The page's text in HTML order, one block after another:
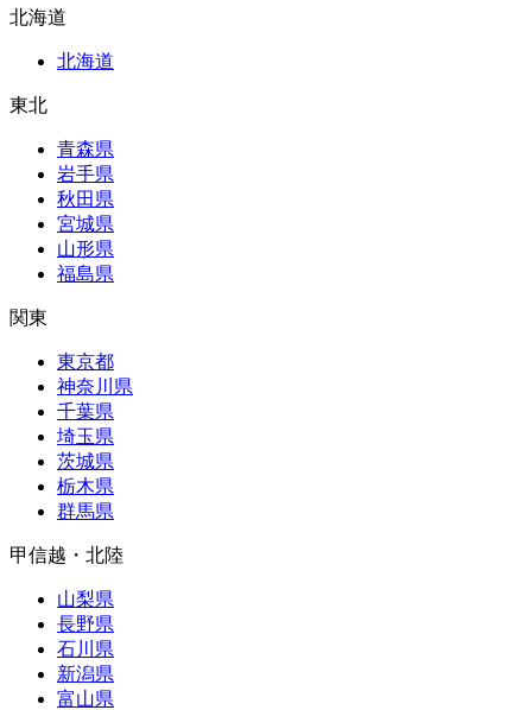
北海道
北海道
東北
青森県
岩手県
秋田県
宮城県
山形県
福島県
関東
東京都
神奈川県
千葉県
埼玉県
茨城県
栃木県
群馬県
甲信越・北陸
山梨県
長野県
石川県
新潟県
富山県